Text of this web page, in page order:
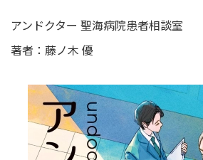
アンドクター 聖海病院患者相談室
著者：藤ノ木 優